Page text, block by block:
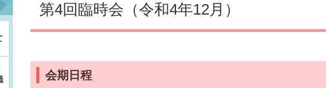
第4回臨時会（令和4年12月）
会期日程